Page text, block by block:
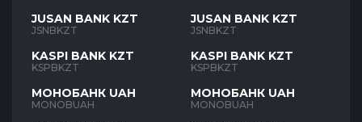
JUSAN BANK KZT
JSNBKZT
KASPI BANK KZT
KSPBKZT
МОНОБАНК UAH
MONOBUAH
JUSAN BANK KZT
JSNBKZT
KASPI BANK KZT
KSPBKZT
МОНОБАНК UAH
MONOBUAH